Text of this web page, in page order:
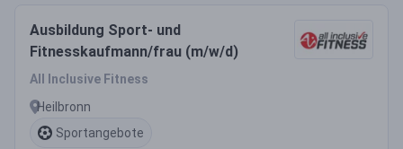
Ausbildung Sport- und
Fitnesskaufmann/frau (m/w/d)
All Inclusive Fitness
Heilbronn
Sportangebote